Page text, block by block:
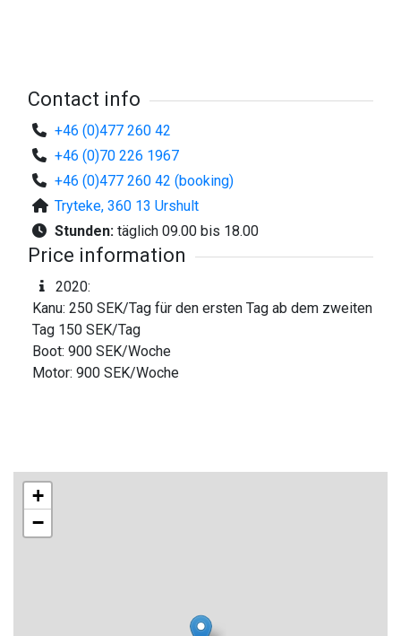
Contact info
+46 (0)477 260 42
+46 (0)70 226 1967
+46 (0)477 260 42 (booking)
Tryteke, 360 13 Urshult
Stunden: täglich 09.00 bis 18.00
Price information
2020:
Kanu: 250 SEK/Tag für den ersten Tag ab dem zweiten
Tag 150 SEK/Tag
Boot: 900 SEK/Woche
Motor: 900 SEK/Woche
+
−